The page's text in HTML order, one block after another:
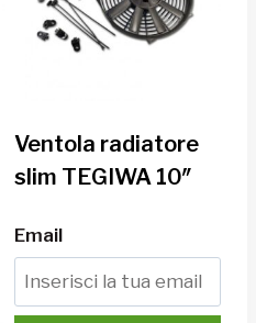
Ventola radiatore
slim TEGIWA 10″
Email